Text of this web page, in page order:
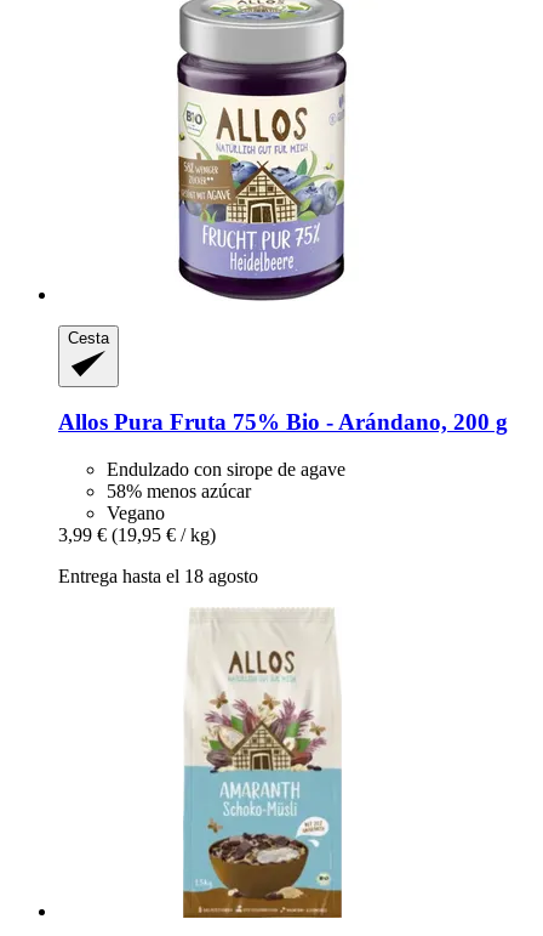
Cesta
Allos Pura Fruta 75% Bio -​ Arándano, 200 g
Endulzado con sirope de agave
58% menos azúcar
Vegano
3,99 € (19,95 € / kg)
Entrega hasta el 18 agosto